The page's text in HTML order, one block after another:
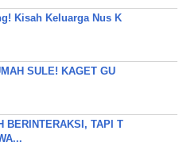
Kisah Keluarga Nus K
SULE! KAGET GU
BERINTERAKSI, TAPI T